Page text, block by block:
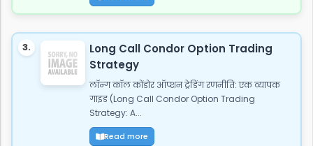
3.
Long Call Condor Option Trading
Strategy
लॉन्ग कॉल कोंडोर ऑप्शन ट्रेडिंग रणनीति: एक व्यापक
गाइड (Long Call Condor Option Trading
Strategy: A...
Read more